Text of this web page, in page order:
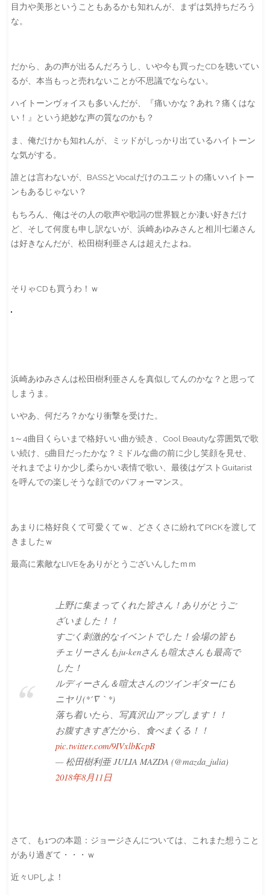
目力や美形ということもあるかも知れんが、まずは気持ちだろう
な。
だから、あの声が出るんだろうし、いや今も買ったCDを聴いてい
るが、本当もっと売れないことが不思議でならない。
ハイトーンヴォイスも多いんだが、『痛いかな？あれ？痛くはな
い！』という絶妙な声の質なのかも？
ま、俺だけかも知れんが、ミッドがしっかり出ているハイトーン
な気がする。
誰とは言わないが、BASSとVocalだけのユニットの痛いハイトー
ンもあるじゃない？
もちろん、俺はその人の歌声や歌詞の世界観とか凄い好きだけ
ど、そして何度も申し訳ないが、浜崎あゆみさんと相川七瀬さん
は好きなんだが、松田樹利亜さんは超えたよね。
そりゃCDも買うわ！ｗ
浜崎あゆみさんは松田樹利亜さんを真似してんのかな？と思って
しまうま。
いやあ、何だろ？かなり衝撃を受けた。
1～4曲目くらいまで格好いい曲が続き、Cool Beautyな雰囲気で歌
い続け、5曲目だったかな？ミドルな曲の前に少し笑顔を見せ、
それまでよりか少し柔らかい表情で歌い、最後はゲストGuitarist
を呼んでの楽しそうな顔でのパフォーマンス。
あまりに格好良くて可愛くてｗ、どさくさに紛れてPICKを渡して
きましたｗ
最高に素敵なLIVEをありがとうございんしたｍｍ
上野に集まってくれた皆さん！ありがとうご
ざいました！！
すごく刺激的なイベントでした！会場の皆も
チェリーさんもju-kenさんも喧太さんも最高で
した！
ルディーさん＆喧太さんのツインギターにも
ニヤリ(*´∇｀*)
落ち着いたら、写真沢山アップします！！
お腹すきすぎだから、食べまくる！！
pic.twitter.com/9IVxlbKcpB
— 松田樹利亜 JULIA MAZDA (@mazda_julia)
2018年8月11日
さて、も1つの本題：ジョージさんについては、これまた想うこと
があり過ぎて・・・ｗ
近々UPしよ！